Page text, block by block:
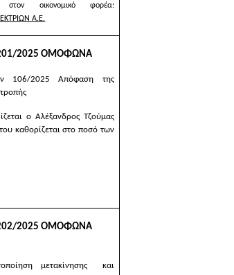
στον οικονομικό φορέα:
Α.Ε.
2025 ΟΜΟΦΩΝΑ
106/2025 Απόφαση της
ο Αλέξανδρος Τζούμας
καθορίζεται στο ποσό των
2025 ΟΜΟΦΩΝΑ
μετακίνησης και